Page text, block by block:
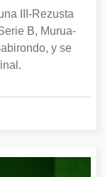
III-Rezusta
B, Murua-
y se